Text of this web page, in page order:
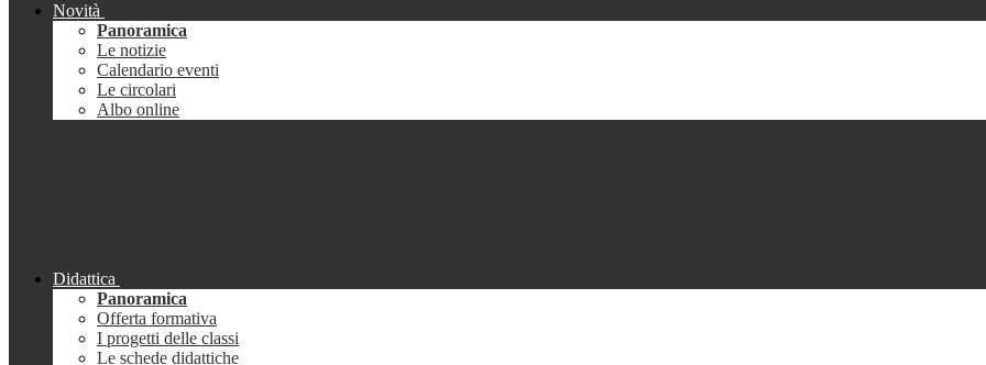
Novità
Panoramica
Le notizie
Calendario eventi
Le circolari
Albo online
Didattica
Panoramica
Offerta formativa
I progetti delle classi
Le schede didattiche